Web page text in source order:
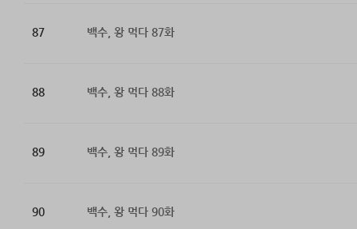
87 백수, 왕 먹다 87화
88 백수, 왕 먹다 88화
89 백수, 왕 먹다 89화
90 백수, 왕 먹다 90화